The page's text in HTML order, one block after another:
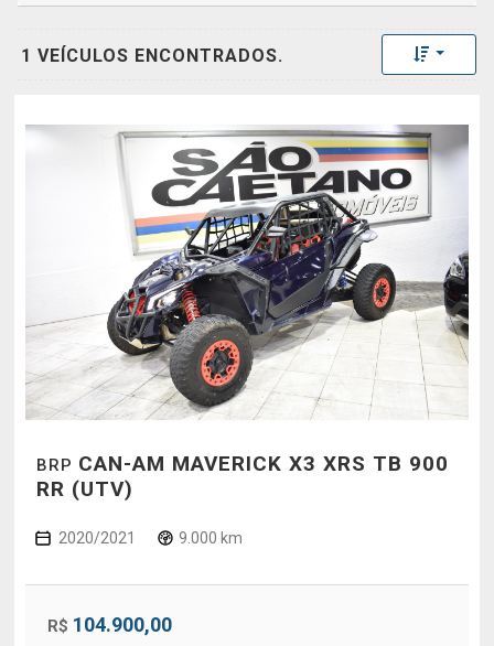
1 VEÍCULOS ENCONTRADOS. Toggle
BRP CAN-AM MAVERICK X3 XRS TB 900
RR (UTV)
2020/2021 9.000 km
R$ 104.900,00